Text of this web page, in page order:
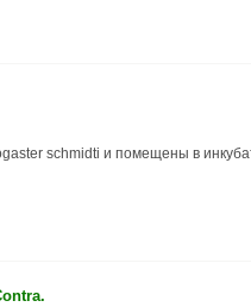
schmidti и помещены в